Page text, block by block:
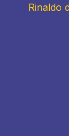
Rinaldo